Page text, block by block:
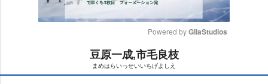
t
Powered by GliaStudios
豆原一成,市毛良枝
まめはらいっせいいちげよしえ